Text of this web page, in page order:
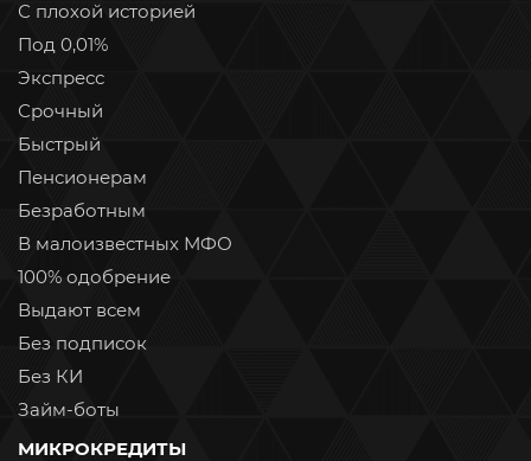
С плохой историей
Под 0,01%
Экспресс
Срочный
Быстрый
Пенсионерам
Безработным
В малоизвестных МФО
100% одобрение
Выдают всем
Без подписок
Без КИ
Займ-боты
МИКРОКРЕДИТЫ